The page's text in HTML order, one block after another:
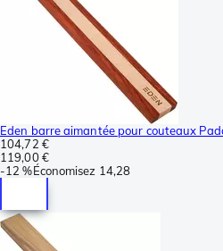
Eden barre aimantée pour couteaux
104,72 €
119,00 €
-12 %Économisez 14,28